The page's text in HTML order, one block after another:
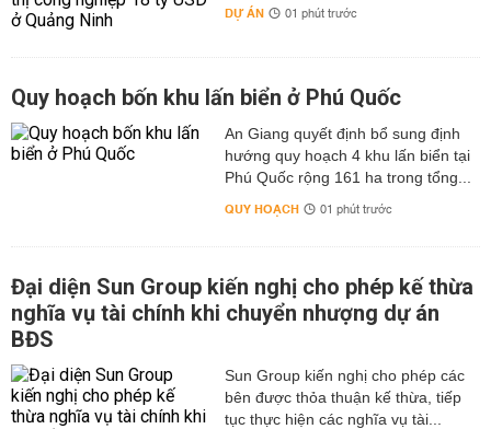
DỰ ÁN 01 phút trước
Quy hoạch bốn khu lấn biển ở Phú Quốc
An Giang quyết định bổ sung định
hướng quy hoạch 4 khu lấn biển tại
Phú Quốc rộng 161 ha trong tổng...
QUY HOẠCH 01 phút trước
Đại diện Sun Group kiến nghị cho phép kế thừa
nghĩa vụ tài chính khi chuyển nhượng dự án
BĐS
Sun Group kiến nghị cho phép các
bên được thỏa thuận kế thừa, tiếp
tục thực hiện các nghĩa vụ tài...